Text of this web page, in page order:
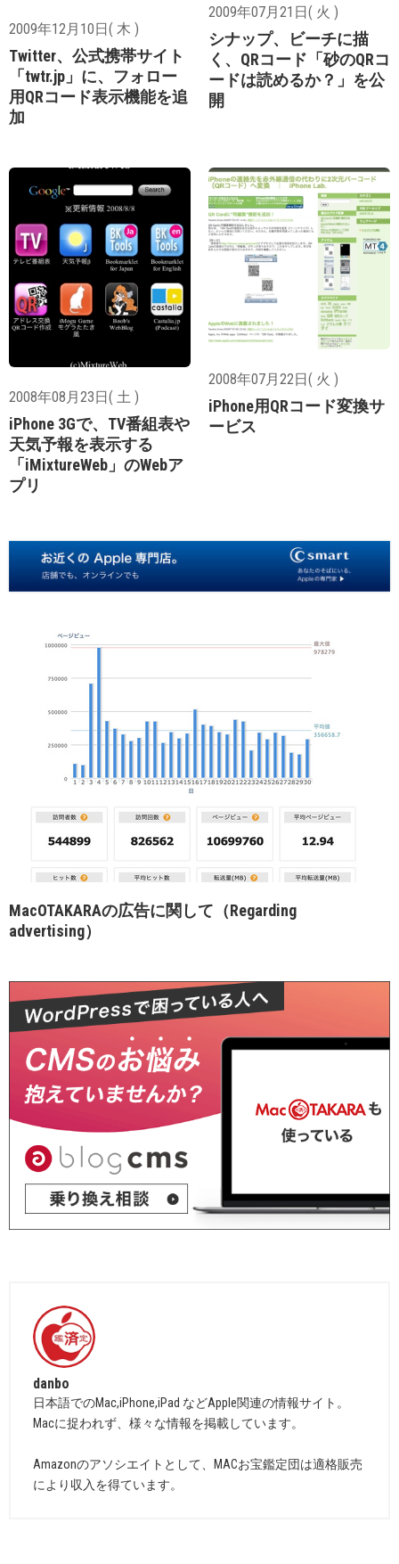
2009年12月10日( 木 )
Twitter、公式携帯サイト
「twtr.jp」に、フォロー
用QRコード表示機能を追
加
2009年07月21日( 火 )
シナップ、ビーチに描
く、QRコード「砂のQRコ
ードは読めるか？」を公
開
2008年08月23日( 土 )
iPhone 3Gで、TV番組表や
天気予報を表示する
「iMixtureWeb」のWebア
プリ
2008年07月22日( 火 )
iPhone用QRコード変換サ
ービス
MacOTAKARAの広告に関して（Regarding
advertising）
danbo
日本語でのMac,iPhone,iPad などApple関連の情報サイト。
Macに捉われず、様々な情報を掲載しています。
Amazonのアソシエイトとして、MACお宝鑑定団は適格販売
により収入を得ています。